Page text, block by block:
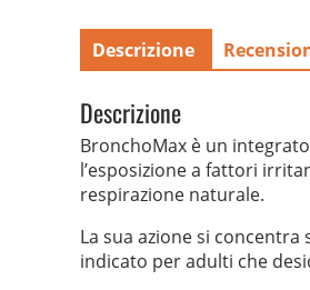
Descrizione
Descrizione
BronchoMax è un
l’esposizione a fattori
respirazione naturale.
La sua azione si
indicato per adulti che